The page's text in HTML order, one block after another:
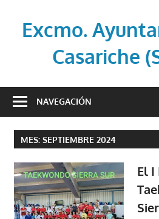
contenidoExcmo.
Casariche
oficial
Ayuntamiento
de
Casariche
(Sevilla)
NAVEGACIÓN
MES: SEPTIEMBRE 2024
El